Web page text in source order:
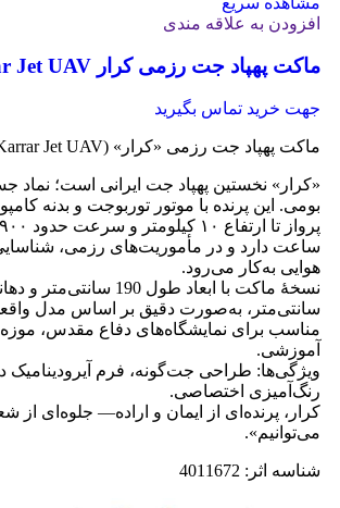
افزودن به علاقه مندی
ماکت پهپاد جت رزمی کرار Karrar Jet UAV
جهت خرید تماس بگیرید
ماکت پهپاد جت رزمی «کرار» (Karrar Jet UAV)
«کرار» نخستین پهپاد جت ایرانی است؛ نماد
بومی. این پرنده با موتور توربوجت و بدنه
ساعت دارد و در مأموریت‌های رزمی،
هوایی به‌کار می‌رود.
سانتی‌متر، به‌صورت دقیق بر اساس مدل
مناسب برای نمایشگاه‌های دفاع مقدس،
آموزشی.
ویژگی‌ها: طراحی جت‌گونه، فرم آیرودینامیک
رنگ‌آمیزی اختصاصی.
کرار، پرنده‌ای از ایمان و اراده— جلوه‌ای از
می‌توانیم».
شناسه اثر: 4011672